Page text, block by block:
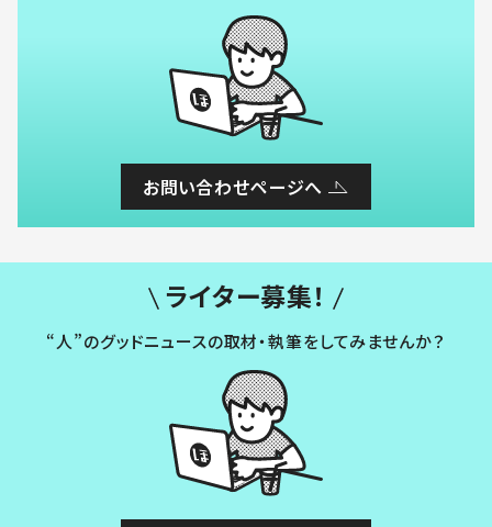
お問い合わせページへ
ライター募集！
“人”のグッドニュースの取材・執筆をしてみませんか？